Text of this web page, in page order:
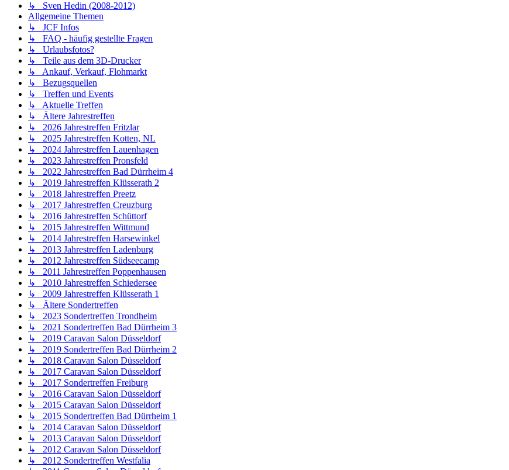
↳ Sven Hedin (2008-2012)
Allgemeine Themen
↳ JCF Infos
↳ FAQ - häufig gestellte Fragen
↳ Urlaubsfotos?
↳ Teile aus dem 3D-Drucker
↳ Ankauf, Verkauf, Flohmarkt
↳ Bezugsquellen
↳ Treffen und Events
↳ Aktuelle Treffen
↳ Ältere Jahrestreffen
↳ 2026 Jahrestreffen Fritzlar
↳ 2025 Jahrestreffen Kotten, NL
↳ 2024 Jahrestreffen Lauenhagen
↳ 2023 Jahrestreffen Pronsfeld
↳ 2022 Jahrestreffen Bad Dürrheim 4
↳ 2019 Jahrestreffen Klüsserath 2
↳ 2018 Jahrestreffen Preetz
↳ 2017 Jahrestreffen Creuzburg
↳ 2016 Jahrestreffen Schüttorf
↳ 2015 Jahrestreffen Wittmund
↳ 2014 Jahrestreffen Harsewinkel
↳ 2013 Jahrestreffen Ladenburg
↳ 2012 Jahrestreffen Südseecamp
↳ 2011 Jahrestreffen Poppenhausen
↳ 2010 Jahrestreffen Schiedersee
↳ 2009 Jahrestreffen Klüsserath 1
↳ Ältere Sondertreffen
↳ 2023 Sondertreffen Trondheim
↳ 2021 Sondertreffen Bad Dürrheim 3
↳ 2019 Caravan Salon Düsseldorf
↳ 2019 Sondertreffen Bad Dürrheim 2
↳ 2018 Caravan Salon Düsseldorf
↳ 2017 Caravan Salon Düsseldorf
↳ 2017 Sondertreffen Freiburg
↳ 2016 Caravan Salon Düsseldorf
↳ 2015 Caravan Salon Düsseldorf
↳ 2015 Sondertreffen Bad Dürrheim 1
↳ 2014 Caravan Salon Düsseldorf
↳ 2013 Caravan Salon Düsseldorf
↳ 2012 Caravan Salon Düsseldorf
↳ 2012 Sondertreffen Westfalia